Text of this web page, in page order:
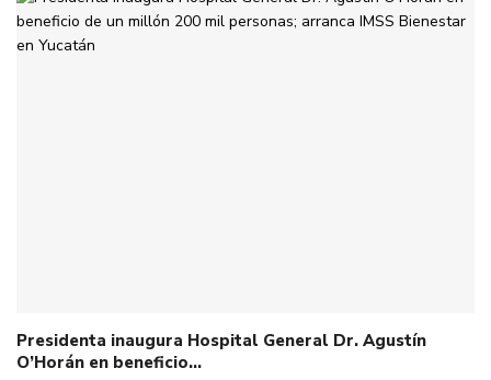
Presidenta inaugura Hospital General Dr. Agustín
O’Horán en beneficio…